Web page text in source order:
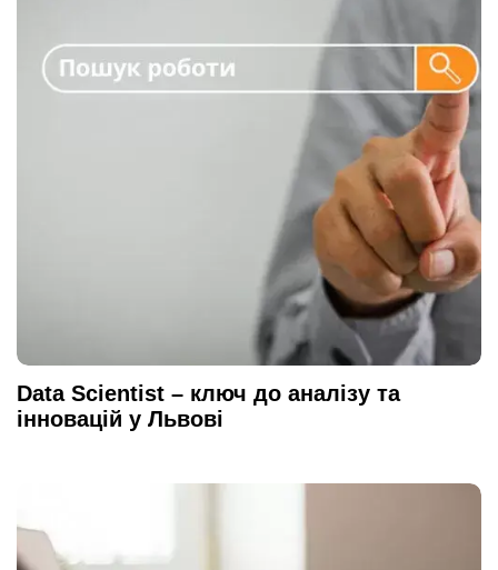
Data Scientist – ключ до аналізу та
інновацій у Львові